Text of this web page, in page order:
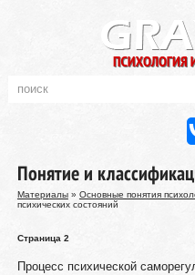
Понятие и
Материалы» Основные понятия
психических состояний
Страница 2
Процесс психической